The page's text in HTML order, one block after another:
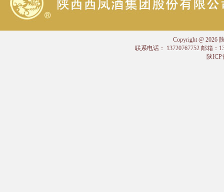
Copyright @ 2026
联系电话： 13720767752 邮箱：
陕ICP